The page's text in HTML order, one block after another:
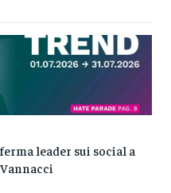
leader sui social a